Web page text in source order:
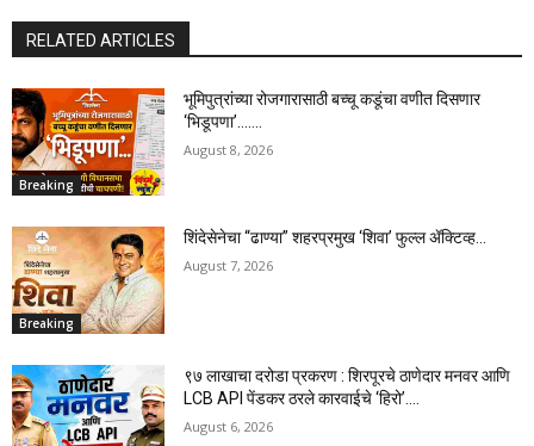
RELATED ARTICLES
Breaking
भूमिपुत्रांच्या रोजगारासाठी बच्चू कडूंचा वणीत दिसणार
‘भिडूपणा’…….
August 8, 2026
Breaking
शिंदेसेनेचा “ढाण्या” शहरप्रमुख ‘शिवा’ फुल्ल ॲक्टिव्ह…
August 7, 2026
९७ लाखाचा दरोडा प्रकरण : शिरपूरचे ठाणेदार मनवर आणि
LCB API पेंडकर ठरले कारवाईचे ‘हिरो’….
August 6, 2026